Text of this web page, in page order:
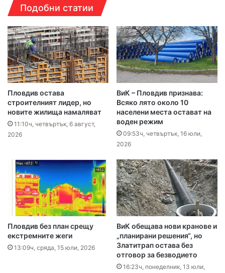
Подобни статии
Пловдив остава
строителният лидер, но
новите жилища намаляват
11:10ч, четвъртък, 6 август,
2026
ВиК – Пловдив признава:
Всяко лято около 10
населени места остават на
воден режим
09:53ч, четвъртък, 16 юли,
2026
Пловдив без план срещу
екстремните жеги
13:09ч, сряда, 15 юли, 2026
ВиК обещава нови кранове и
„планирани решения“, но
Златитрап остава без
отговор за безводието
16:23ч, понеделник, 13 юли,